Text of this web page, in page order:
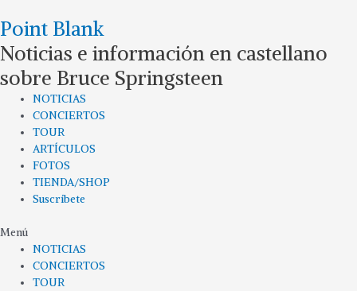
al
Point Blank
Noticias e información en castellano
sobre Bruce Springsteen
NOTICIAS
CONCIERTOS
TOUR
ARTÍCULOS
FOTOS
TIENDA/SHOP
Suscríbete
Menú
NOTICIAS
CONCIERTOS
TOUR